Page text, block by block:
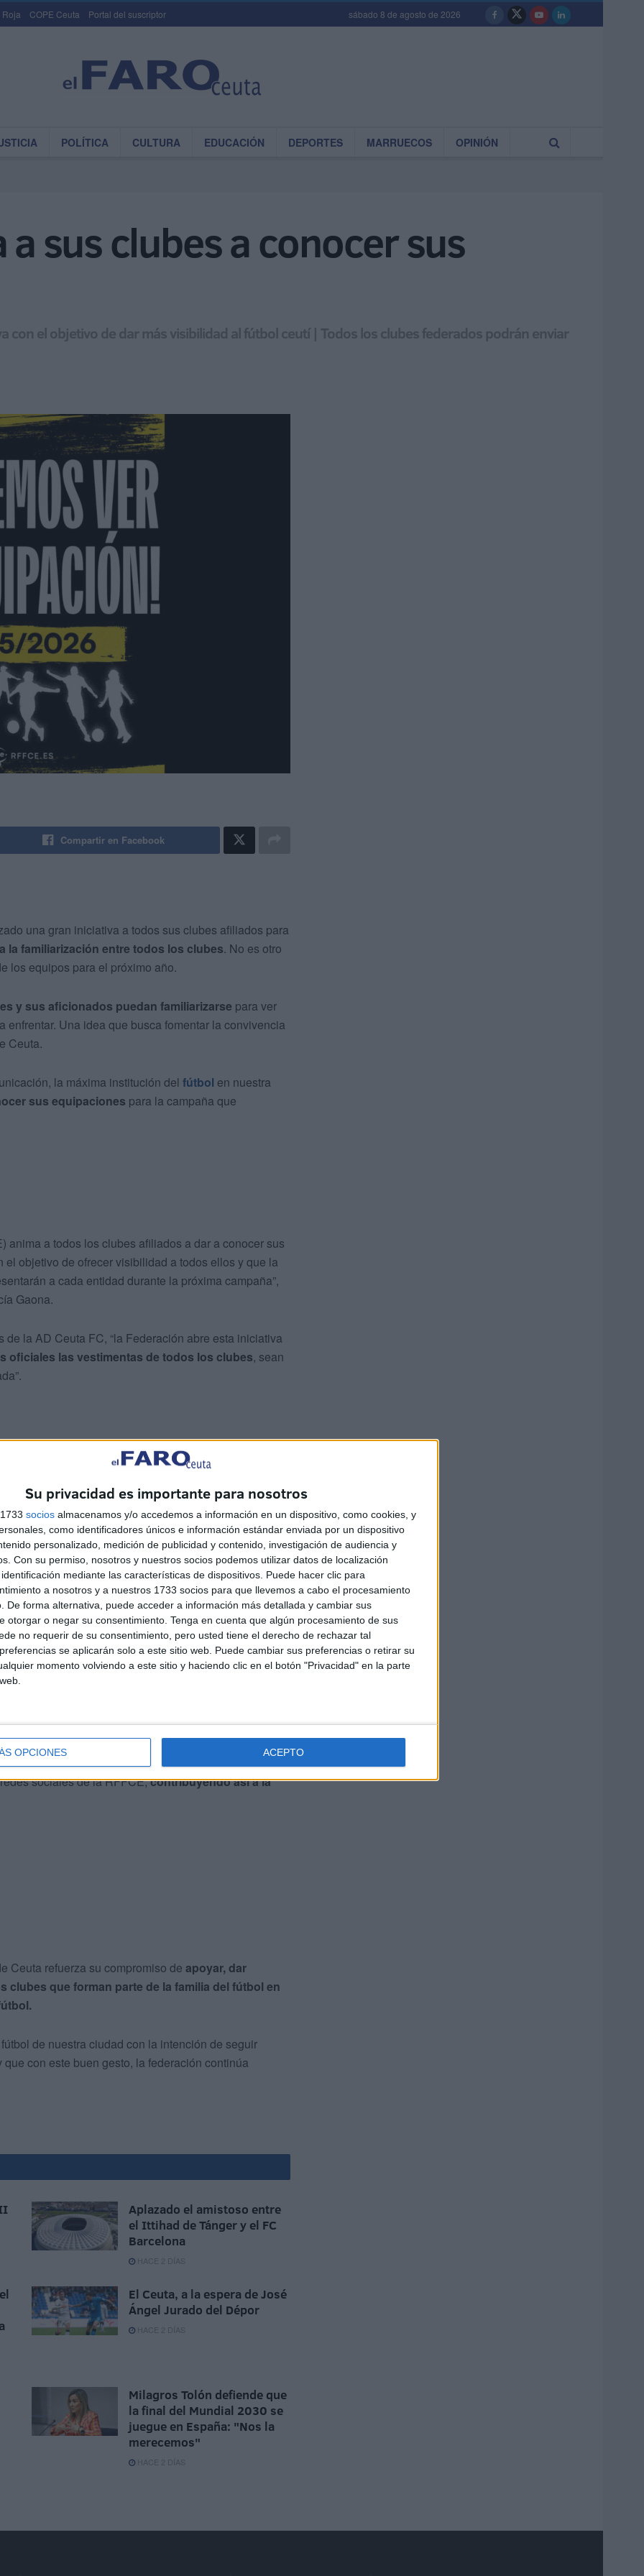
Su privacidad es importante para nosotros
socios almacenamos y/o accedemos a información en un dispositivo, como cookies, y
como identificadores únicos e información estándar enviada por un dispositivo
personalizado, medición de publicidad y contenido, investigación de audiencia y
Con su permiso, nosotros y nuestros socios podemos utilizar datos de localización
mediante las características de dispositivos. Puede hacer clic para
a nosotros y a nuestros 1733 socios para que llevemos a cabo el procesamiento
De forma alternativa, puede acceder a información más detallada y cambiar sus
otorgar o negar su consentimiento. Tenga en cuenta que algún procesamiento de sus
no requerir de su consentimiento, pero usted tiene el derecho de rechazar tal
se aplicarán solo a este sitio web. Puede cambiar sus preferencias o retirar su
momento volviendo a este sitio y haciendo clic en el botón "Privacidad" en la parte
OPCIONES ACEPTO
Roja COPE Ceuta Portal del suscriptor sábado 8 de agosto de 2026
POLÍTICA CULTURA EDUCACIÓN DEPORTES MARRUECOS OPINIÓN
a sus clubes a conocer sus
con el objetivo de dar más visibilidad al fútbol ceutí | Todos los clubes federados podrán enviar
Compartir en Facebook
una gran iniciativa a todos sus clubes afiliados para
la familiarización entre todos los clubes. No es otro
los equipos para el próximo año.
y sus aficionados puedan familiarizarse para ver
Una idea que busca fomentar la convivencia
Ceuta.
la máxima institución del fútbol en nuestra
sus equipaciones para la campaña que
anima a todos los clubes afiliados a dar a conocer sus
el objetivo de ofrecer visibilidad a todos ellos y que la
a cada entidad durante la próxima campaña”,
Gaona.
la AD Ceuta FC, “la Federación abre esta iniciativa
oficiales las vestimentas de todos los clubes, sean
comunicado expone los requisitos para que los
los clubes pueden enviaruna fotografía
camiseta, a través de cualquiera de estos canales:
@fedfutbolceuta
sociales de la RFFCE,contribuyendo así a la
Ceuta refuerza su compromiso de apoyar, dar
que forman parte de la familia del fútbol en
de nuestra ciudad con la intención de seguir
con este buen gesto, la federación continúa
Aplazado el amistoso entre
el Ittihad de Tánger y el FC
Barcelona
HACE 2 DÍAS
El Ceuta, a la espera de José
Ángel Jurado del Dépor
HACE 2 DÍAS
Milagros Tolón defiende que
la final del Mundial 2030 se
juegue en España: "Nos la
merecemos"
HACE 2 DÍAS